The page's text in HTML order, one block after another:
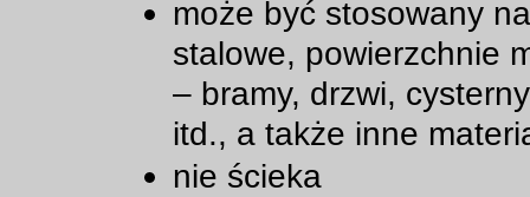
może być stosowany
stalowe, powierzchnie
– bramy, drzwi,
itd., a także inne
nie ścieka